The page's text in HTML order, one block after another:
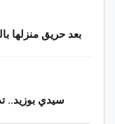
بعد حريق منزلها
سيدي